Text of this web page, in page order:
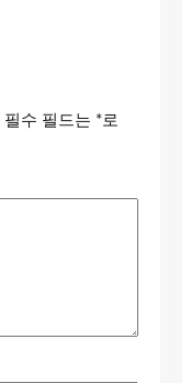
필수 필드는 *로